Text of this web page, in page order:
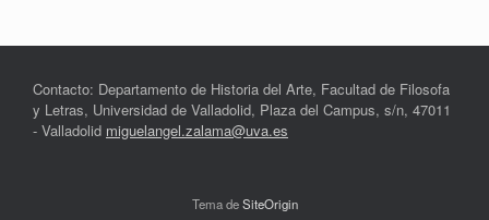
Contacto: Departamento de Historia del Arte, Facultad de Filosofa
y Letras, Universidad de Valladolid, Plaza del Campus, s/n, 47011
- Valladolid miguelangel.zalama@uva.es
Tema deSiteOrigin